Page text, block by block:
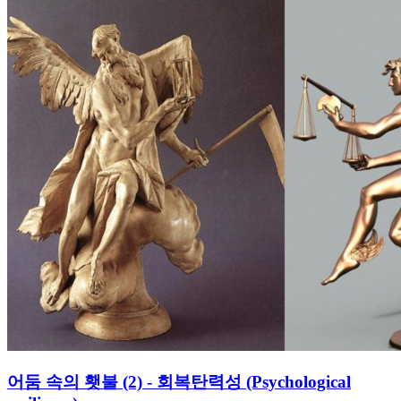
어둠 속의 횃불 (2) - 회복탄력성 (Psychological